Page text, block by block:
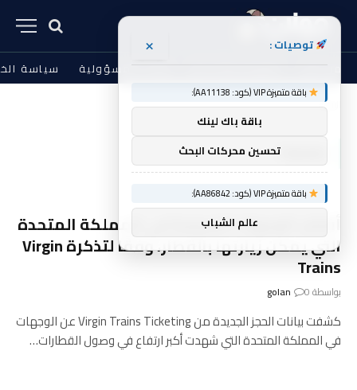
من نحن الشروط والأحكام إخلاء المسؤولية سياسة
الرئيسية »
Trains
TRAINS
أفضل الوجهات الصيفية في المملكة المتحدة
التي يمكن زيارتها بالقطار، وفقًا لتذكرة Virgin
Trains
بواسطة golan 0
كشفت بيانات الحجز الجديدة من Virgin Trains Ticketing عن الوجهات
في المملكة المتحدة التي شهدت أكبر ارتفاع في وصول القطارات…
توصيات : ×
باقة متميزة VIP (كود: AA11138):
باقة باك لينك
تحسين محركات البحث
باقة متميزة VIP (كود: AA86842):
عالم الشباب